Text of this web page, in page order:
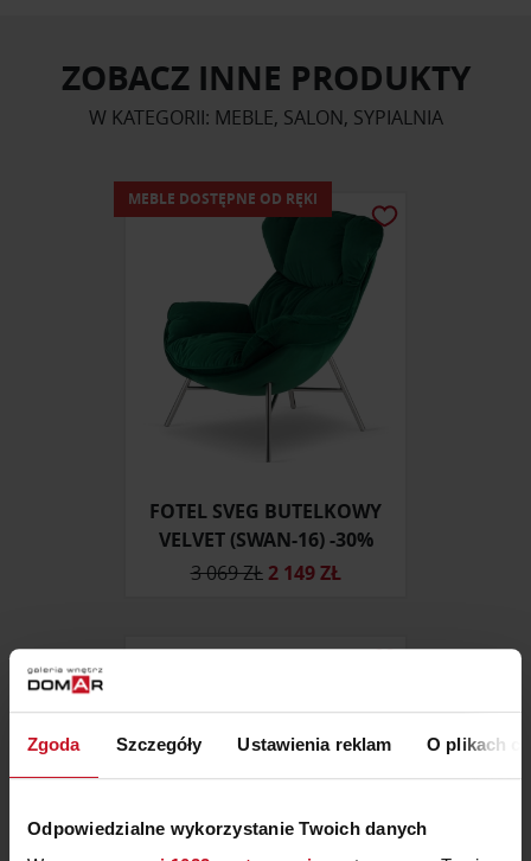
Zgoda Szczegóły Ustawienia reklam O plikach
Odpowiedzialne wykorzystanie Twoich danych
ZOBACZ INNE PRODUKTY
W KATEGORII: MEBLE, SALON, SYPIALNIA
FOTEL SVEG BUTELKOWY
VELVET (SWAN-16) -30%
3 069 ZŁ 2 149 ZŁ
MEBLE DOSTĘPNE OD RĘKI